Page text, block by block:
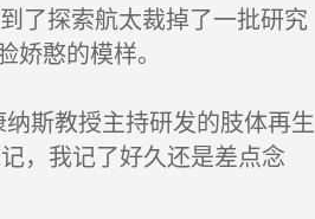
了探索航太裁掉了一批研究
憨的模样。
斯教授主持研发的肢体再生
，我记了好久还是差点念